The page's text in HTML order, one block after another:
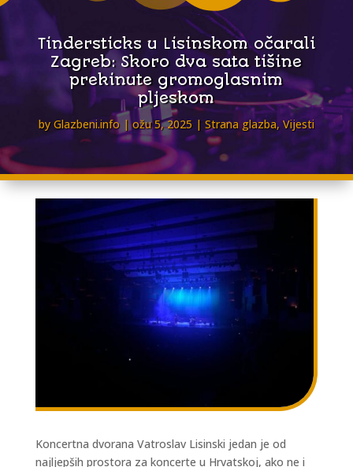
Tindersticks u Lisinskom očarali
Zagreb: Skoro dva sata tišine
prekinute gromoglasnim
pljeskom
byGlazbeni.info ožu 5, 2025 Strana glazba, Vijesti
Koncertna dvorana Vatroslav Lisinski jedan je od
najljepših prostora za koncerte u Hrvatskoj, ako ne i